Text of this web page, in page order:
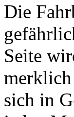
Die
Seite
merklich
sich in